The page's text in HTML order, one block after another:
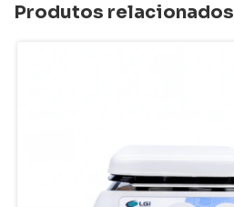
Produtos relacionados